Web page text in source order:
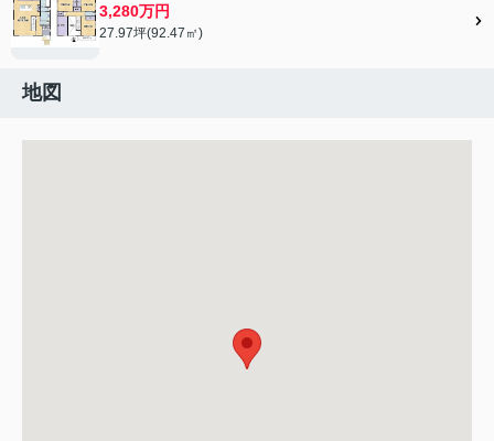
3,280万円
27.97坪(92.47㎡)
地図